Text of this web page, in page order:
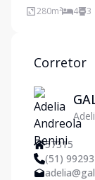
banheiros, 1
de jantar,
280m² 4 3
Corretor
57315
(51)